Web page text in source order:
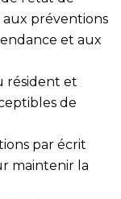
préventions
et aux
résident et
de
par écrit
maintenir la